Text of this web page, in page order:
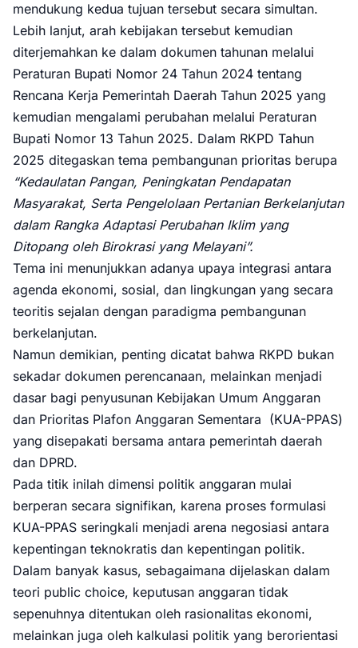
mendukung kedua tujuan tersebut secara simultan.
Lebih lanjut, arah kebijakan tersebut kemudian
diterjemahkan ke dalam dokumen tahunan melalui
Peraturan Bupati Nomor 24 Tahun 2024 tentang
Rencana Kerja Pemerintah Daerah Tahun 2025 yang
kemudian mengalami perubahan melalui Peraturan
Bupati Nomor 13 Tahun 2025. Dalam RKPD Tahun
2025 ditegaskan tema pembangunan prioritas berupa
“Kedaulatan Pangan, Peningkatan Pendapatan
Masyarakat, Serta Pengelolaan Pertanian Berkelanjutan
dalam Rangka Adaptasi Perubahan Iklim yang
Ditopang oleh Birokrasi yang Melayani”.
Tema ini menunjukkan adanya upaya integrasi antara
agenda ekonomi, sosial, dan lingkungan yang secara
teoritis sejalan dengan paradigma pembangunan
berkelanjutan.
Namun demikian, penting dicatat bahwa RKPD bukan
sekadar dokumen perencanaan, melainkan menjadi
dasar bagi penyusunan Kebijakan Umum Anggaran
dan Prioritas Plafon Anggaran Sementara (KUA-PPAS)
yang disepakati bersama antara pemerintah daerah
dan DPRD.
Pada titik inilah dimensi politik anggaran mulai
berperan secara signifikan, karena proses formulasi
KUA-PPAS seringkali menjadi arena negosiasi antara
kepentingan teknokratis dan kepentingan politik.
Dalam banyak kasus, sebagaimana dijelaskan dalam
teori public choice, keputusan anggaran tidak
sepenuhnya ditentukan oleh rasionalitas ekonomi,
melainkan juga oleh kalkulasi politik yang berorientasi